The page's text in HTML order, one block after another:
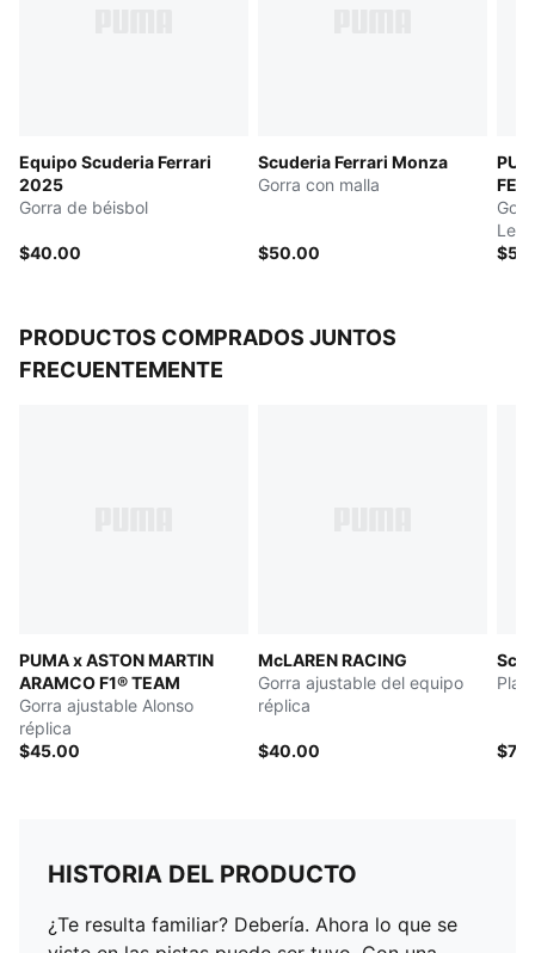
Detalles de la marca Scuderia Ferrari HP
Equipo Scuderia Ferrari
2025
Gorra de béisbol
$40.00
Scuderia Ferrari Monza
Gorra con malla
$50.00
PRODUCTOS COMPRADOS JUNTOS
FRECUENTEMENTE
PUMA x ASTON MARTIN
ARAMCO F1® TEAM
Gorra ajustable Alonso
réplica
$45.00
McLAREN RACING
Gorra ajustable del equipo
réplica
$40.00
HISTORIA DEL PRODUCTO
¿Te resulta familiar? Debería. Ahora lo que se